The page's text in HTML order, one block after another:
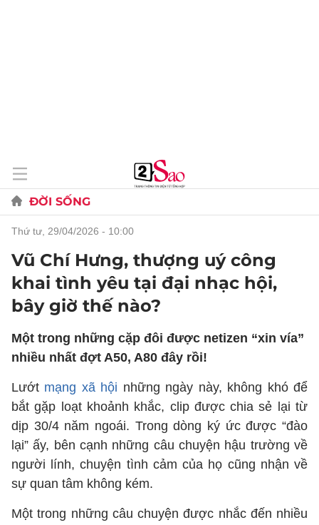
ĐỜI SỐNG
thứ tư, 29/04/2026 - 10:00
Vũ Chí Hưng, thượng uý công
khai tình yêu tại đại nhạc hội,
bây giờ thế nào?
Một trong những cặp đôi được netizen “xin vía”
nhiều nhất đợt A50, A80 đây rồi!
Lướt mạng xã hội những ngày này, không khó để
bắt gặp loạt khoảnh khắc, clip được chia sẻ lại từ
dịp 30/4 năm ngoái. Trong dòng ký ức được “đào
lại” ấy, bên cạnh những câu chuyện hậu trường về
người lính, chuyện tình cảm của họ cũng nhận về
sự quan tâm không kém.
Một trong những câu chuyện được nhắc đến nhiều